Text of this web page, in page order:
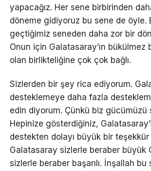
yapacağız. Her sene birbirinden
döneme gidiyoruz bu sene de öyle.
geçtiğimiz seneden daha zor bir
Onun için Galatasaray’ın bükülmez
olan birlikteliğine çok çok bağlı.
Sizlerden bir şey rica ediyorum.
desteklemeye daha fazla
edin diyorum. Çünkü biz gücümüzü
Hepinize gösterdiğiniz,
destekten dolayı büyük bir
Galatasaray sizlerle beraber büyük
sizlerle beraber başarılı. İnşallah bu